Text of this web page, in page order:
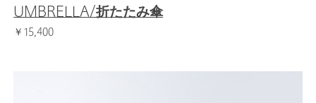
UMBRELLA/折たたみ傘
￥15,400